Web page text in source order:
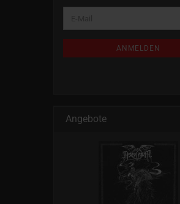
Mail
ANMELDEN
Angebote